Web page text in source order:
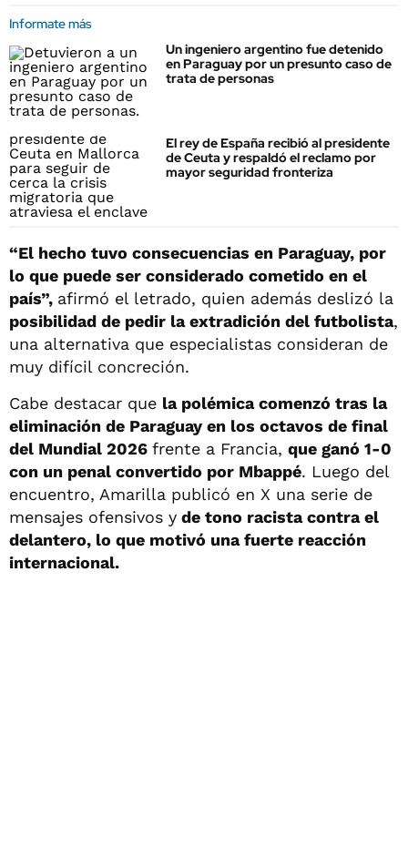
Informate más
Un ingeniero argentino fue detenido
en Paraguay por un presunto caso de
trata de personas
El rey de España recibió al presidente
de Ceuta y respaldó el reclamo por
mayor seguridad fronteriza
“El hecho tuvo consecuencias en Paraguay, por
lo que puede ser considerado cometido en el
país”, afirmó el letrado, quien además deslizó la
posibilidad de pedir la extradición del futbolista,
una alternativa que especialistas consideran de
muy difícil concreción.
Cabe destacar que la polémica comenzó tras la
eliminación de Paraguay en los octavos de final
del Mundial 2026 frente a Francia, que ganó 1-0
con un penal convertido por Mbappé. Luego del
encuentro, Amarilla publicó en X una serie de
mensajes ofensivos y de tono racista contra el
delantero, lo que motivó una fuerte reacción
internacional.